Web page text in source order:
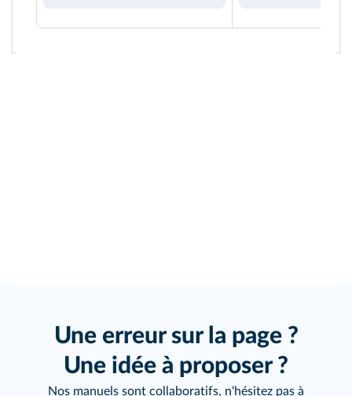
Une erreur sur la page ?
Une idée à proposer ?
Nos manuels sont collaboratifs, n'hésitez pas à